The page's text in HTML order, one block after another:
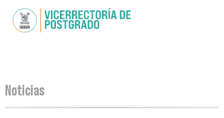
contenido
Se encuentra usted aquí
Noticias